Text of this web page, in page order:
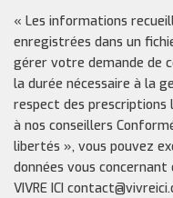
« Les informations
enregistrées dans un
gérer votre demande de
la durée nécessaire à la
respect des prescriptions
à nos conseillers
libertés », vous pouvez
données vous
VIVRE ICI